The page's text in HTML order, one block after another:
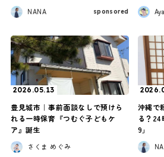
NANA sponsored
2026.05.13
豊見城市｜事前面談なしで預けら
れる一時保育『つむぐ子どもケ
ア』誕生
さくま めぐみ
沖縄で
る？24
9」